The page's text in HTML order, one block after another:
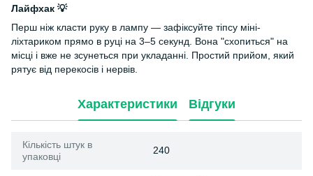
Лайфхак 💡
Перш ніж класти руку в лампу — зафіксуйте тіпсу міні-
ліхтариком прямо в руці на 3–5 секунд. Вона "схопиться" на
місці і вже не зсунеться при укладанні. Простий прийом, який
рятує від перекосів і нервів.
Характеристики Відгуки
Кількість штук в
упаковці
240